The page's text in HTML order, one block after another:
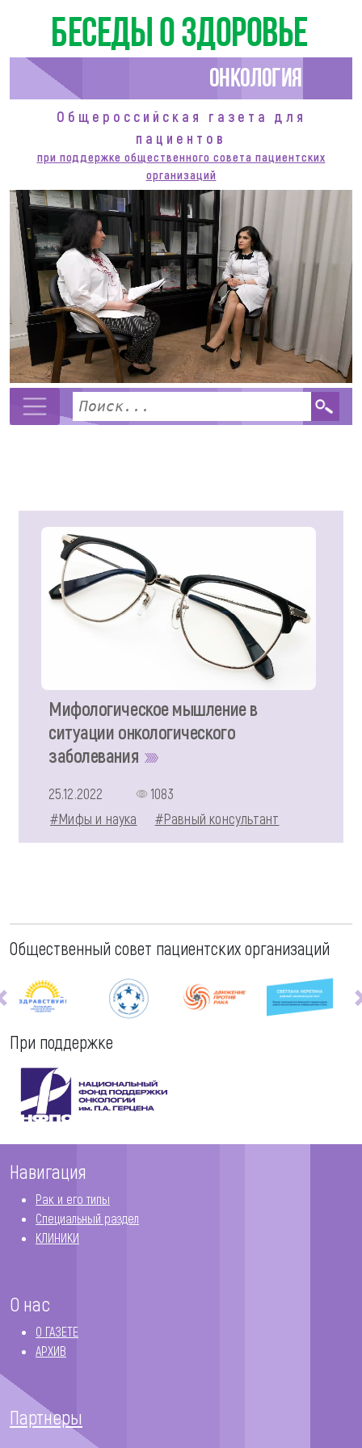
Беседы о здоровье
Онкология
Общероссийская газета для
пациентов
при поддержке общественного совета пациентских
организаций
Мифологическое мышление в
ситуации онкологического
заболевания
25.12.2022
1083
#Мифы и наука
#Равный консультант
Общественный совет пациентских организаций
При поддержке
Навигация
Рак и его типы
Специальный раздел
КЛИНИКИ
О нас
О ГАЗЕТЕ
АРХИВ
Партнеры